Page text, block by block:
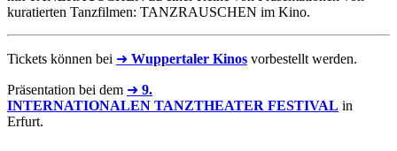
kuratierten Tanzfilmen: TANZRAUSCHEN im Kino.
Tickets können bei ➜ Wuppertaler Kinos vorbestellt werden.
Präsentation bei dem ➜ 9.
INTERNATIONALEN TANZTHEATER FESTIVAL in
Erfurt.